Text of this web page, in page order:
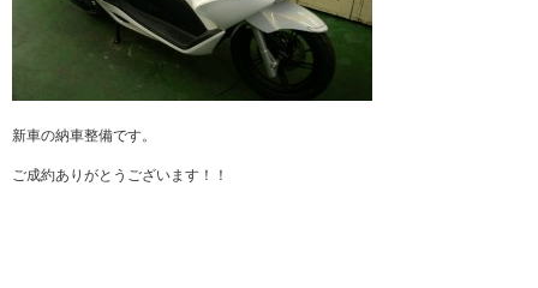
新車の納車整備です。
ご成約ありがとうございます！！